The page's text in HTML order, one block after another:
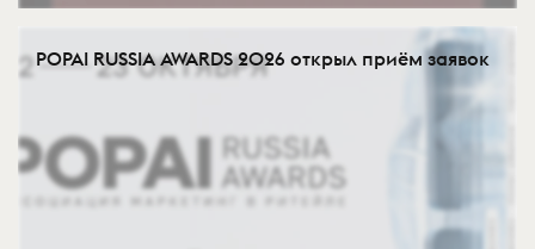
POPAI RUSSIA AWARDS 2026 открыл приём заявок